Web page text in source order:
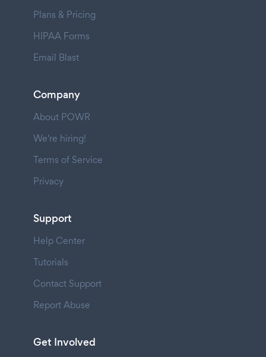
Plans & Pricing
HIPAA Forms
Email Blast
Company
About POWR
We're hiring!
Terms of Service
Privacy
Support
Help Center
Tutorials
Contact Support
Report Abuse
Get Involved